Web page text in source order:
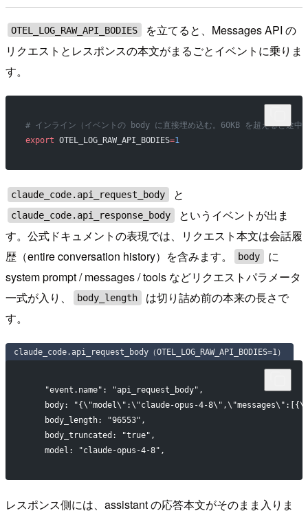
OTEL_LOG_RAW_API_BODIES
を立てると、Messages API の
リクエストとレスポンスの本文がまるごとイベントに乗りま
す。
# インライン（イベントの body に直接埋め込む。60KB を超えると途中
export OTEL_LOG_RAW_API_BODIES=1
claude_code.api_request_body と
claude_code.api_response_body
というイベントが出ま
す。公式ドキュメントの表現では、リクエスト本文は会話履
歴（entire conversation history）を含みます。
body
に
system prompt / messages / tools などリクエストパラメータ
一式が入り、
body_length
は切り詰め前の本来の長さで
す。
claude_code.api_request_body（OTEL_LOG_RAW_API_BODIES=1）
    "event.name": "api_request_body",
body: "{\"model\":\"claude-opus-4-
    body_length: "96553",
    body_truncated: "true",
    model: "claude-opus-4-8",
レスポンス側には、assistant の応答本文がそのまま入りま